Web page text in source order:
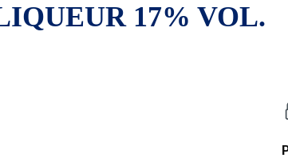
17% VOL.